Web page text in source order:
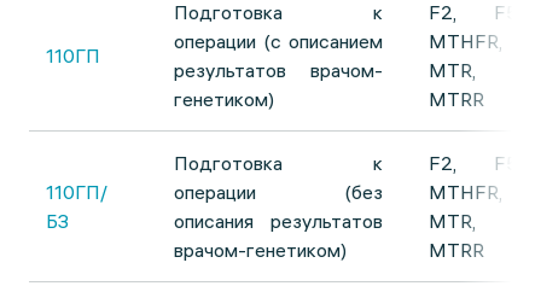
110ГП
Подготовка к
операции (с описанием
результатов врачом-
генетиком)
F2, F5,
MTHFR,
MTR,
MTRR
110ГП/
БЗ
Подготовка к
операции (без
описания результатов
врачом-генетиком)
F2, F5,
MTHFR,
MTR,
MTRR